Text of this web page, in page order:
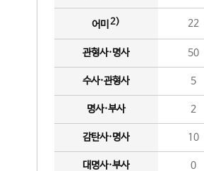
어미 2) 22
관형사·명사 50
수사·관형사 5
명사·부사 2
감탄사·명사 10
대명사·부사 0